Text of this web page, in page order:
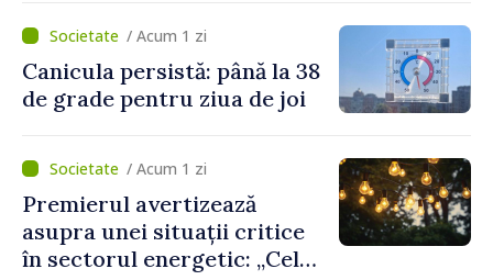
cetățeni au solicitat
ambulanța/ Acum 1 zi
Canicula persistă: până la 38
de grade pentru ziua de joi
/ Acum 1 zi
Premierul avertizează
asupra unei situații critice
în sectorul energetic: „Cel